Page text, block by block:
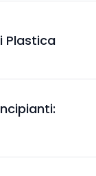
Plastica